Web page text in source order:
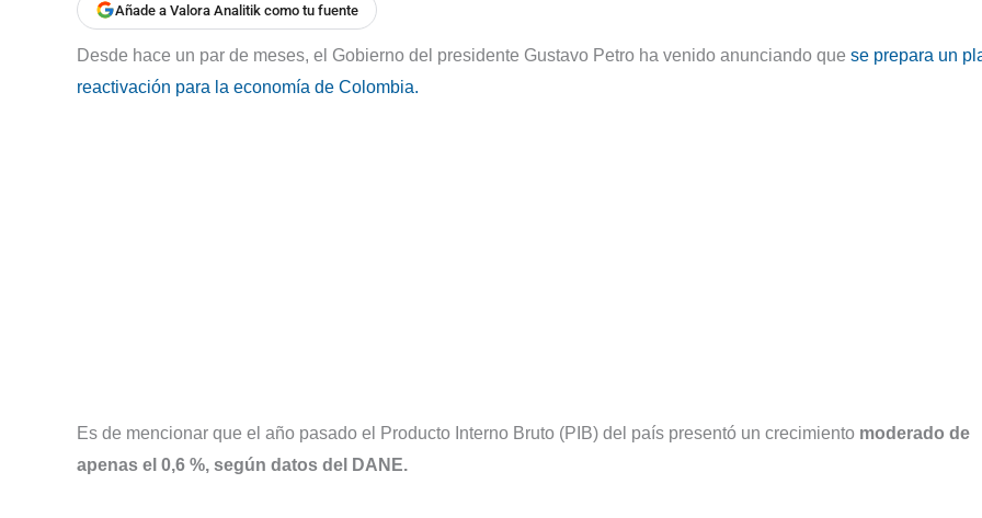
Añade a Valora Analitik como tu fuente
Desde hace un par de meses, el Gobierno del presidente Gustavo Petro ha venido anunciando que se prepara un
reactivación para la economía de Colombia.
Es de mencionar que el año pasado el Producto Interno Bruto (PIB) del país presentó un crecimiento moderado de
apenas el 0,6 %, según datos del DANE.